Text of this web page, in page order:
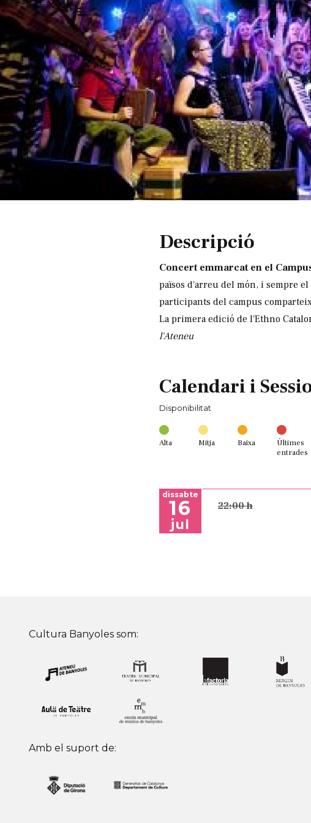
Descripció
Concert emmarcat en el
països d'arreu del món, i sempre
participants del campus
La primera edició de l'Ethno
l'Ateneu
Calendari i
Disponibilitat
Alta Mitja Baixa
Últimes
entrades
dissabte
16
jul
22:00 h
Cultura Banyoles som:
Amb el suport de: